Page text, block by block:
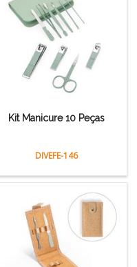
Kit Manicure 10 Peças
DIVEFE-146